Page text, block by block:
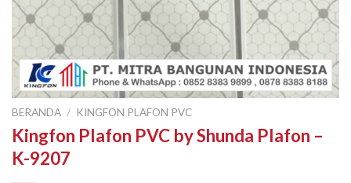
BERANDA / KINGFON PLAFON PVC
Kingfon Plafon PVC by Shunda Plafon –
K-9207